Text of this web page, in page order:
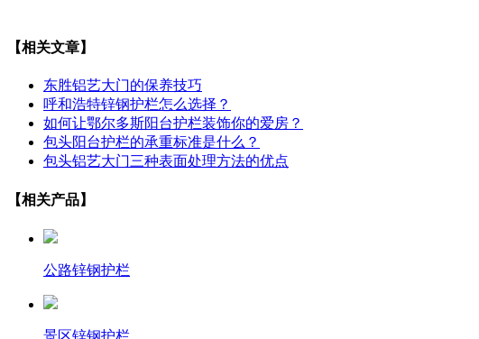
【相关文章】
东胜铝艺大门的保养技巧
呼和浩特锌钢护栏怎么选择？
如何让鄂尔多斯阳台护栏装饰你的爱房？
包头阳台护栏的承重标准是什么？
包头铝艺大门三种表面处理方法的优点
【相关产品】
公路锌钢护栏
景区锌钢护栏